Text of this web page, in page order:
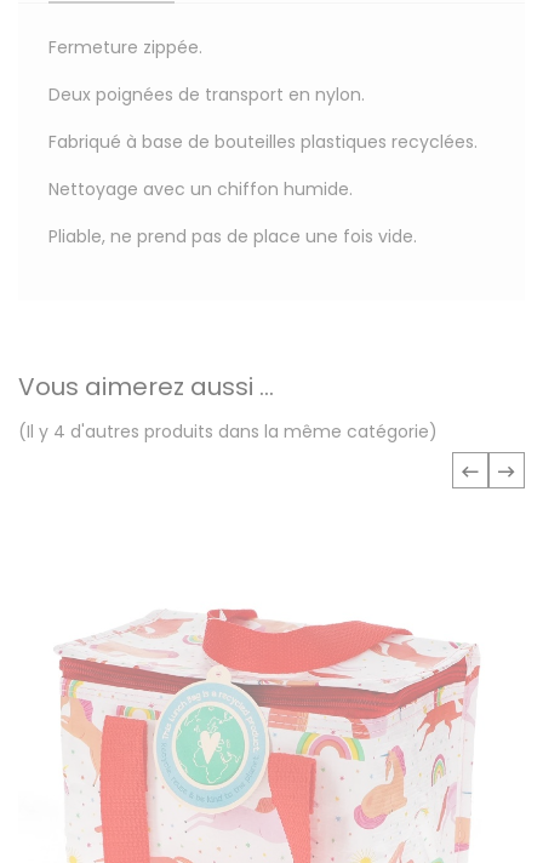
Fermeture zippée.
Deux poignées de transport en nylon.
Fabriqué à base de bouteilles plastiques recyclées.
Nettoyage avec un chiffon humide.
Pliable, ne prend pas de place une fois vide.
Vous aimerez aussi ...
(Il y 4 d'autres produits dans la même catégorie)